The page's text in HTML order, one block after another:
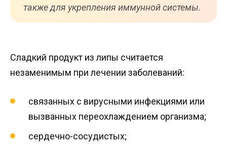
также для укрепления иммунной системы.
Сладкий продукт из липы считается
незаменимым при лечении заболеваний:
связанных с вирусными инфекциями или
вызванных переохлаждением организма;
сердечно-сосудистых;